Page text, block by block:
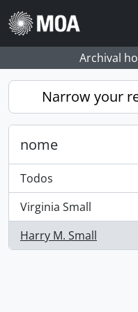
Skip to main content
Archival
Narrow your
nome
Todos
Virginia Small
, 1 resultados
Harry M. Small
, 1 resultados